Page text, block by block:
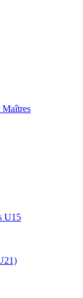
Maîtres
U15